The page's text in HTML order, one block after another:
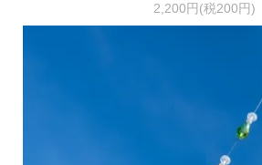
2,200円(税200円)